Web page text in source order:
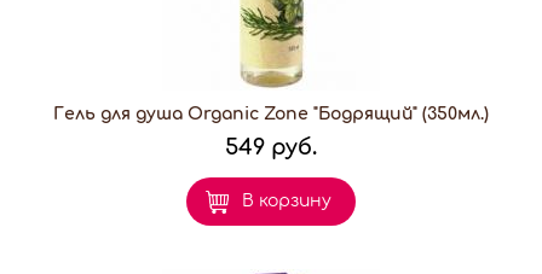
Гель для душа Organic Zone "Бодрящий" (350мл.)
549 руб.
В корзину